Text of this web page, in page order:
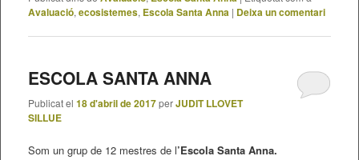
Avaluació, ecosistemes, Escola Santa Anna | Deixa un comentari
ESCOLA SANTA ANNA
Publicat el 18 d'abril de 2017perJUDIT LLOVET
SILLUE
Som un grup de 12 mestres de l’Escola Santa Anna.